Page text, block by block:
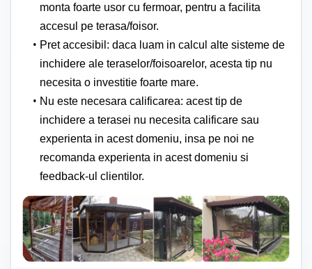
monta foarte usor cu fermoar, pentru a facilita
accesul pe terasa/foisor.
Pret accesibil: daca luam in calcul alte sisteme de
inchidere ale teraselor/foisoarelor, acesta tip nu
necesita o investitie foarte mare.
Nu este necesara calificarea: acest tip de
inchidere a terasei nu necesita calificare sau
experienta in acest domeniu, insa pe noi ne
recomanda experienta in acest domeniu si
feedback-ul clientilor.